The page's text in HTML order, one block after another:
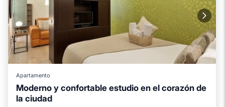
Apartamento
Moderno y confortable estudio en el corazón de
la ciudad